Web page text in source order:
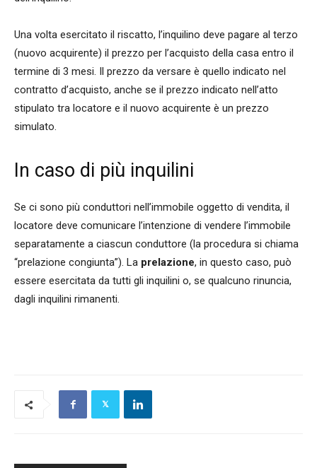
Una volta esercitato il riscatto, l’inquilino deve pagare al terzo
(nuovo acquirente) il prezzo per l’acquisto della casa entro il
termine di 3 mesi. Il prezzo da versare è quello indicato nel
contratto d’acquisto, anche se il prezzo indicato nell’atto
stipulato tra locatore e il nuovo acquirente è un prezzo
simulato.
In caso di più inquilini
Se ci sono più conduttori nell’immobile oggetto di vendita, il
locatore deve comunicare l’intenzione di vendere l’immobile
separatamente a ciascun conduttore (la procedura si chiama
“prelazione congiunta”). La prelazione, in questo caso, può
essere esercitata da tutti gli inquilini o, se qualcuno rinuncia,
dagli inquilini rimanenti.